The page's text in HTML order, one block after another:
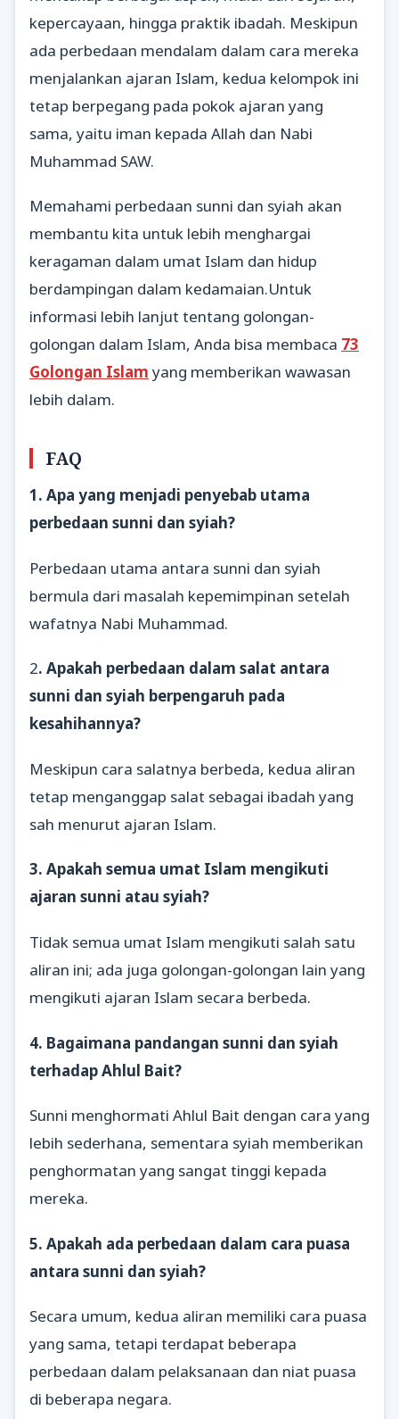
kepercayaan, hingga praktik ibadah. Meskipun
ada perbedaan mendalam dalam cara mereka
menjalankan ajaran Islam, kedua kelompok ini
tetap berpegang pada pokok ajaran yang
sama, yaitu iman kepada Allah dan Nabi
Muhammad SAW.
Memahami perbedaan sunni dan syiah akan
membantu kita untuk lebih menghargai
keragaman dalam umat Islam dan hidup
berdampingan dalam kedamaian.Untuk
informasi lebih lanjut tentang golongan-
golongan dalam Islam, Anda bisa membaca 73
Golongan Islam yang memberikan wawasan
lebih dalam.
FAQ
1. Apa yang menjadi penyebab utama
perbedaan sunni dan syiah?
Perbedaan utama antara sunni dan syiah
bermula dari masalah kepemimpinan setelah
wafatnya Nabi Muhammad.
2. Apakah perbedaan dalam salat antara
sunni dan syiah berpengaruh pada
kesahihannya?
Meskipun cara salatnya berbeda, kedua aliran
tetap menganggap salat sebagai ibadah yang
sah menurut ajaran Islam.
3. Apakah semua umat Islam mengikuti
ajaran sunni atau syiah?
Tidak semua umat Islam mengikuti salah satu
aliran ini; ada juga golongan-golongan lain yang
mengikuti ajaran Islam secara berbeda.
4. Bagaimana pandangan sunni dan syiah
terhadap Ahlul Bait?
Sunni menghormati Ahlul Bait dengan cara yang
lebih sederhana, sementara syiah memberikan
penghormatan yang sangat tinggi kepada
mereka.
5. Apakah ada perbedaan dalam cara puasa
antara sunni dan syiah?
Secara umum, kedua aliran memiliki cara puasa
yang sama, tetapi terdapat beberapa
perbedaan dalam pelaksanaan dan niat puasa
di beberapa negara.